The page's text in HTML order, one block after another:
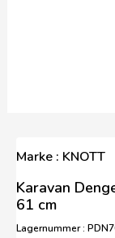
Marke : KNOTT
Karavan
61 cm
Lagernummer :